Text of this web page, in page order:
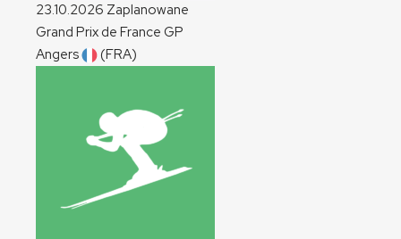
23.10.2026 Zaplanowane
Grand Prix de France GP
Angers
(FRA)